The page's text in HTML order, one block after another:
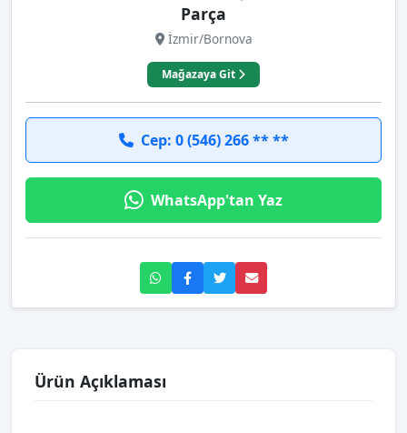
Parça
İzmir/Bornova
Mağazaya Git
Cep: 0 (546) 266 ** **
WhatsApp'tan Yaz
Ürün Açıklaması